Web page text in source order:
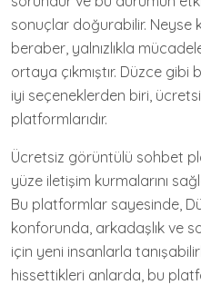
sonuçlar doğurabilir. Neyse
beraber, yalnızlıkla
ortaya çıkmıştır. Düzce
iyi seçeneklerden biri,
platformlarıdır.
Ücretsiz görüntülü sohbet
yüze iletişim kurmalarını
Bu platformlar sayesinde,
konforunda, arkadaşlık ve
için yeni insanlarla
hissettikleri anlarda, bu